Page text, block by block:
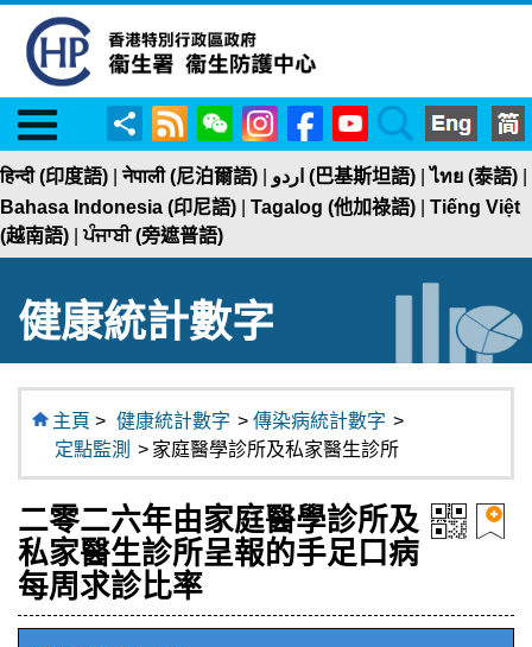
Menu
分
享
RSS WeChatInstagramFacebookYouTubeSearch
हिन्दी (印度語) |नेपाली (尼泊爾語) اردو (巴基斯坦語) |ไทย (泰語)
Bahasa Indonesia (印尼語)
Tagalog (他加祿語)
Tiếng Việt
(越南語) |ਪੰਜਾਬੀ (旁遮普語)
健康統計數字
主頁 > 健康統計數字 > 傳染病統計數字 >
定點監測 > 家庭醫學診所及私家醫生診所
二零二六年由家庭醫學診所及
私家醫生診所呈報的手足口病
每周求診比率